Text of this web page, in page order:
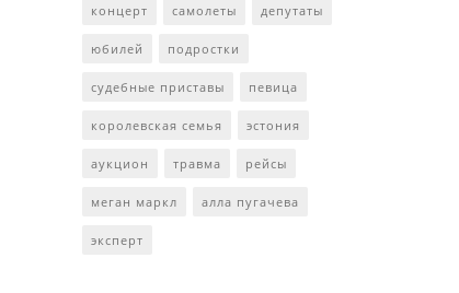
концерт самолеты депутаты
юбилей подростки
судебные приставы певица
королевская семья эстония
аукцион травма рейсы
меган маркл алла пугачева
эксперт